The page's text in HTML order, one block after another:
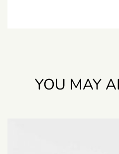
YOU MAY